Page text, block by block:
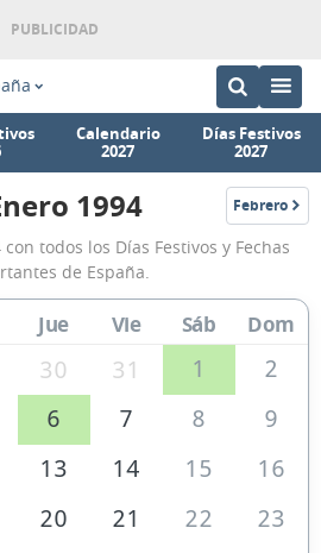
Calendario
2027
Días Festivos
2027
Calendario
Enero
1994
de
España
1994 Febrero
1994
todos los Días Festivos y Fechas
de España.
Jue Vie Sáb Dom
30 31 1
2
6 7 8
9
13 14 15
16
20 21 22
23